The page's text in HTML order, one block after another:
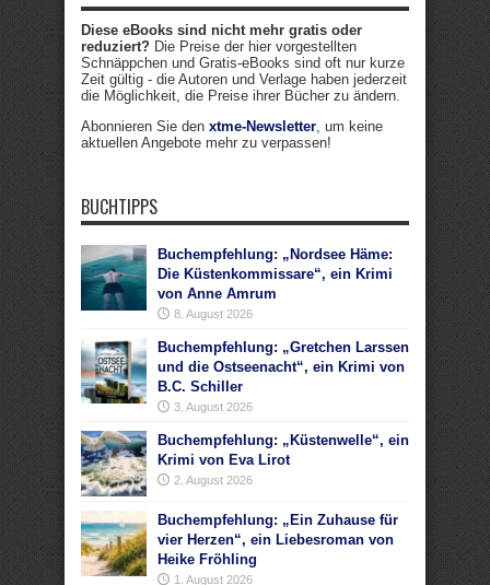
Diese eBooks sind nicht mehr gratis oder
reduziert? Die Preise der hier vorgestellten
Schnäppchen und Gratis-eBooks sind oft nur kurze
Zeit gültig - die Autoren und Verlage haben jederzeit
die Möglichkeit, die Preise ihrer Bücher zu ändern.
Abonnieren Sie den xtme-Newsletter, um keine
aktuellen Angebote mehr zu verpassen!
BUCHTIPPS
Buchempfehlung: „Nordsee Häme:
Die Küstenkommissare“, ein Krimi
von Anne Amrum
8. August 2026
Buchempfehlung: „Gretchen Larssen
und die Ostseenacht“, ein Krimi von
B.C. Schiller
3. August 2026
Buchempfehlung: „Küstenwelle“, ein
Krimi von Eva Lirot
2. August 2026
Buchempfehlung: „Ein Zuhause für
vier Herzen“, ein Liebesroman von
Heike Fröhling
1. August 2026